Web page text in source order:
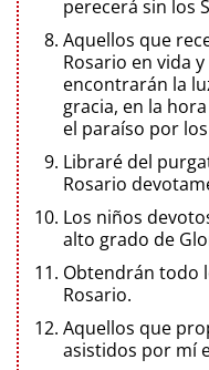
perecerá sin los
Aquellos que
Rosario en vida
encontrarán la
gracia, en la
el paraíso por
Libraré del
Rosario
Los niños
alto grado de
Obtendrán todo
Rosario.
Aquellos que
asistidos por mí